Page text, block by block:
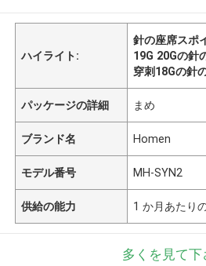
ハイライト:
針の座席スポ
19G 20Gの針
穿刺18Gの針
パッケージの詳細 まめ
ブランド名 Homen
モデル番号 MH-SYN2
供給の能力 1 か月あたり
多くを見て下